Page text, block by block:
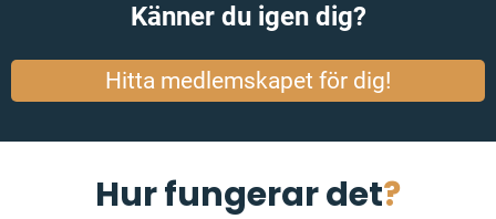
Känner du igen dig?
Hitta medlemskapet för dig!
Hur fungerar det?